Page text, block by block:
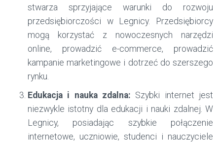
stwarza sprzyjające warunki do rozwoju
przedsiębiorczości w Legnicy. Przedsiębiorcy
mogą korzystać z nowoczesnych narzędzi
online, prowadzić e-commerce, prowadzić
kampanie marketingowe i dotrzeć do szerszego
rynku.
Edukacja i nauka zdalna: Szybki internet jest
niezwykle istotny dla edukacji i nauki zdalnej. W
Legnicy, posiadając szybkie połączenie
internetowe, uczniowie, studenci i nauczyciele